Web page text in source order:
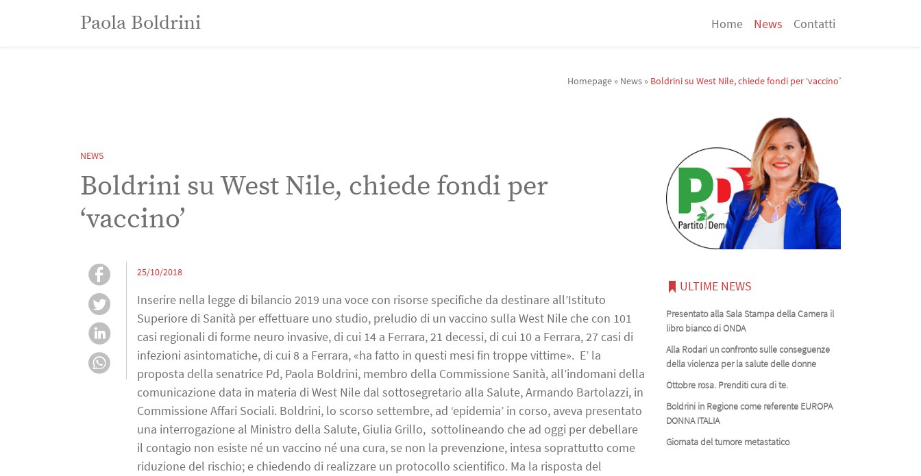
Paola BoldriniPaola Boldrini Home News Contatti
Homepage » News » Boldrini su West Nile, chiede fondi per ‘vaccino’
NEWS
Boldrini su West Nile, chiede fondi per
‘vaccino’
25/10/2018
Inserire nella legge di bilancio 2019 una voce con risorse specifiche da destinare all’Istituto
Superiore di Sanità per effettuare uno studio, preludio di un vaccino sulla West Nile che con 101
casi regionali di forme neuro invasive, di cui 14 a Ferrara, 21 decessi, di cui 10 a Ferrara, 27 casi di
infezioni asintomatiche, di cui 8 a Ferrara, «ha fatto in questi mesi fin troppe vittime». E’ la
proposta della senatrice Pd, Paola Boldrini, membro della Commissione Sanità, all’indomani della
comunicazione data in materia di West Nile dal sottosegretario alla Salute, Armando Bartolazzi, in
Commissione Affari Sociali. Boldrini, lo scorso settembre, ad ‘epidemia’ in corso, aveva presentato
una interrogazione al Ministro della Salute, Giulia Grillo, sottolineando che ad oggi per debellare
il contagio non esiste né un vaccino né una cura, se non la prevenzione, intesa soprattutto come
riduzione del rischio; e chiedendo di realizzare un protocollo scientifico. Ma la risposta del
ULTIME NEWS
Presentato alla Sala Stampa della Camera il
libro bianco di ONDA
Alla Rodari un confronto sulle conseguenze
della violenza per la salute delle donne
Ottobre rosa. Prenditi cura di te.
Boldrini in Regione come referente EUROPA
DONNA ITALIA
Giornata del tumore metastatico